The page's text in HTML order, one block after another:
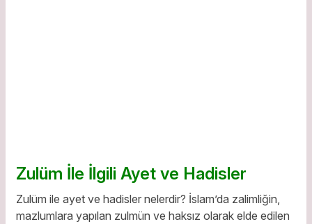
Zulüm İle İlgili Ayet ve Hadisler
Zulüm ile ayet ve hadisler nelerdir? İslam’da zalimliğin,
mazlumlara yapılan zulmün ve haksız olarak elde edilen